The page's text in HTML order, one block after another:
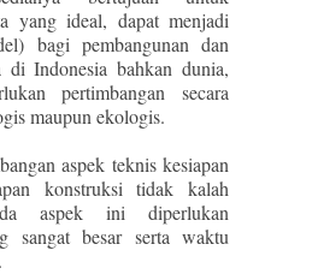
yang ideal, dapat menjadi
bagi pembangunan dan
di Indonesia bahkan dunia,
pertimbangan secara
maupun ekologis.
aspek teknis kesiapan
konstruksi tidak kalah
aspek ini diperlukan
sangat besar serta waktu